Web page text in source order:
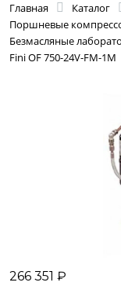
Главная Каталог
Поршневые
Безмасляные
Fini OF 750-24V-FM-1M
266 351 ₽